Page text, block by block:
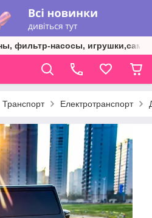
фильтр-насосы,
Транспорт Електротранспорт